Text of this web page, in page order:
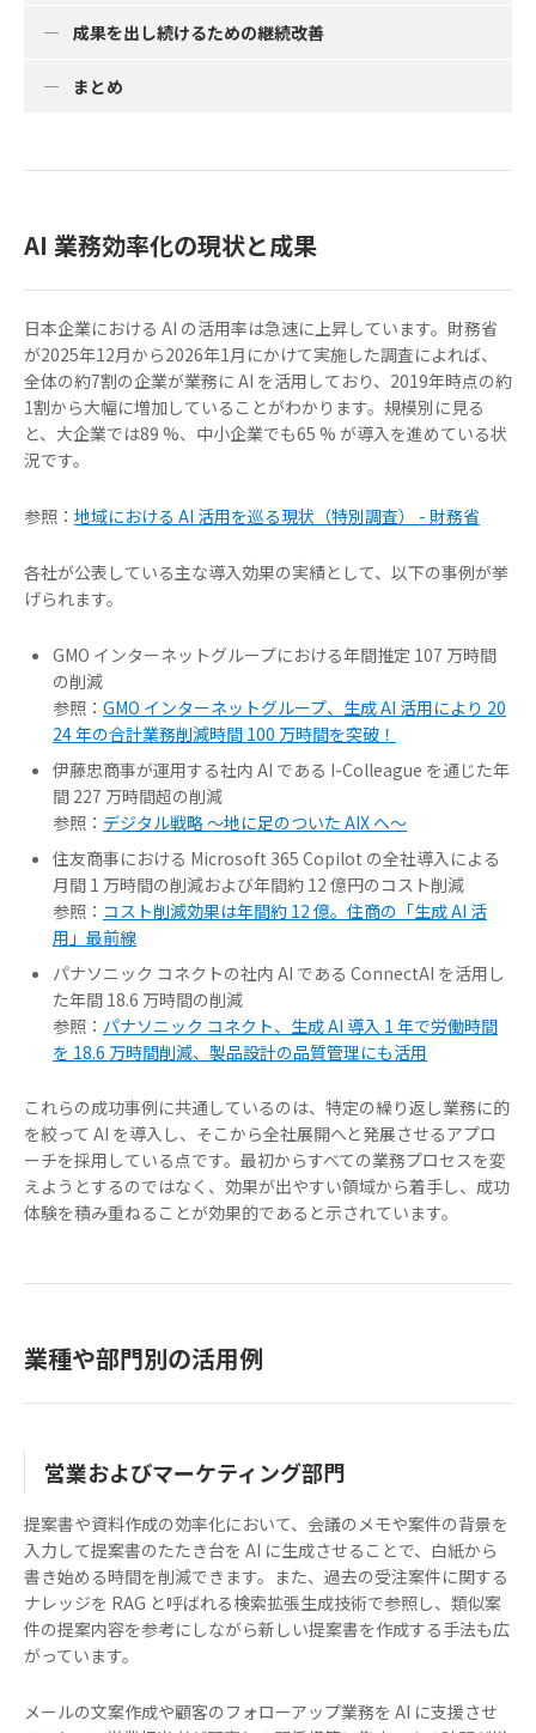
成果を出し続けるための継続改善
まとめ
AI 業務効率化の現状と成果
日本企業における AI の活用率は急速に上昇しています。財務省
が2025年12月から2026年1月にかけて実施した調査によれば、
全体の約7割の企業が業務に AI を活用しており、2019年時点の約
1割から大幅に増加していることがわかります。規模別に見る
と、大企業では89 %、中小企業でも65 % が導入を進めている状
況です。
参照： 地域における AI 活用を巡る現状（特別調査） - 財務省
各社が公表している主な導入効果の実績として、以下の事例が挙
げられます。
GMO インターネットグループにおける年間推定 107 万時間
の削減
参照： GMO インターネットグループ、生成 AI 活用により 20
24 年の合計業務削減時間 100 万時間を突破！
伊藤忠商事が運用する社内 AI である I-Colleague を通じた年
間 227 万時間超の削減
参照： デジタル戦略 ～地に足のついた AIX へ～
住友商事における Microsoft 365 Copilot の全社導入による
月間 1 万時間の削減および年間約 12 億円のコスト削減
参照： コスト削減効果は年間約 12 億。住商の「生成 AI 活
用」最前線
パナソニック コネクトの社内 AI である ConnectAI を活用し
た年間 18.6 万時間の削減
参照： パナソニック コネクト、生成 AI 導入 1 年で労働時間
を 18.6 万時間削減、製品設計の品質管理にも活用
これらの成功事例に共通しているのは、特定の繰り返し業務に的
を絞って AI を導入し、そこから全社展開へと発展させるアプロ
ーチを採用している点です。最初からすべての業務プロセスを変
えようとするのではなく、効果が出やすい領域から着手し、成功
体験を積み重ねることが効果的であると示されています。
業種や部門別の活用例
営業およびマーケティング部門
提案書や資料作成の効率化において、会議のメモや案件の背景を
入力して提案書のたたき台を AI に生成させることで、白紙から
書き始める時間を削減できます。また、過去の受注案件に関する
ナレッジを RAG と呼ばれる検索拡張生成技術で参照し、類似案
件の提案内容を参考にしながら新しい提案書を作成する手法も広
がっています。
メールの文案作成や顧客のフォローアップ業務を AI に支援させ